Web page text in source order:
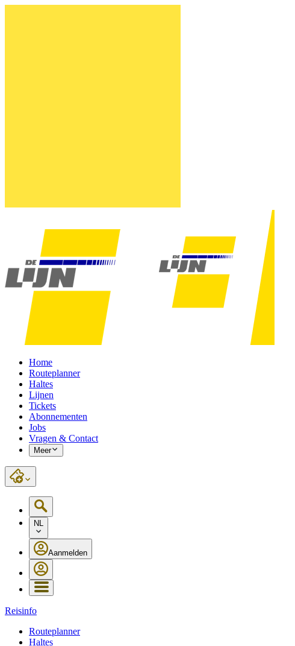
Home
Routeplanner
Haltes
Lijnen
Tickets
Abonnementen
Jobs
Vragen & Contact
Meer
NL
Aanmelden
Reisinfo
Routeplanner
Haltes